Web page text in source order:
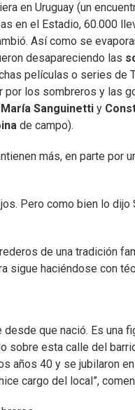
en Uruguay (un
en el Estadio, 60.000
Así como se
desapareciendo las
películas o series de
por los sombreros y las
Sanguinetti y
de campo).
más, en parte por
Pero como bien lo dijo
de una tradición
sigue haciéndose con
que nació. Es una
sobre esta calle del
años 40 y se jubilaron
cargo del local”,